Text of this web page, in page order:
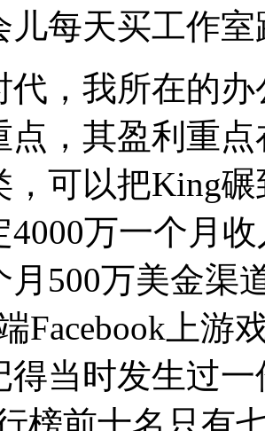
儿每天买工作
代，我所在的
点，其盈利重
，可以把King
4000万一个月
月500万美金渠
Facebook上游
得当时发生过